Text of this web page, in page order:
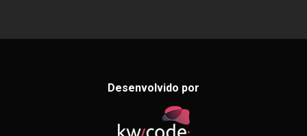
Desenvolvido por